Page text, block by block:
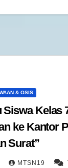
& OSIS
Kelas
ke Kantor
Surat”
MTSN19